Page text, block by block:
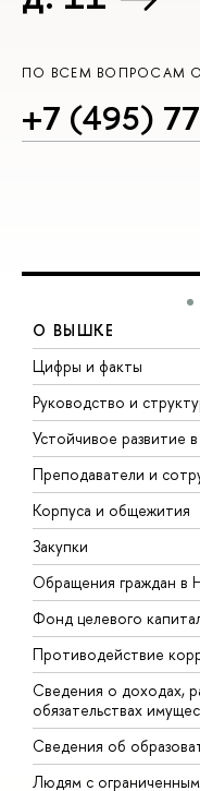
ПО ВСЕМ ВОПРОСАМ
+7 (495)
О ВЫШКЕ
Цифры и факты
Руководство и
Устойчивое
Преподаватели и
Корпуса и общежития
Закупки
Обращения граждан
Фонд целевого
Противодействие
Сведения о доходах,
обязательствах
Сведения об
Людям с